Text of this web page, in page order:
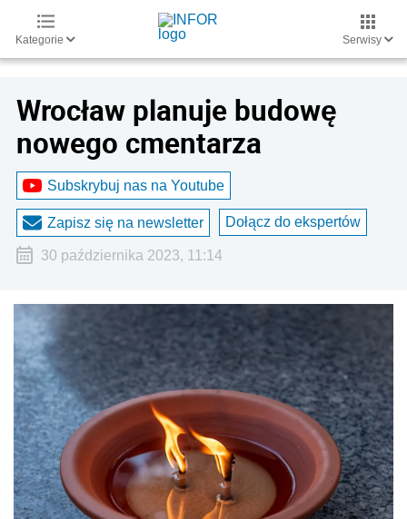
Kategorie Serwisy
Wrocław planuje budowę
nowego cmentarza
Subskrybuj nas na Youtube
Zapisz się na newsletter Dołącz do ekspertów
30 października 2023, 11:14